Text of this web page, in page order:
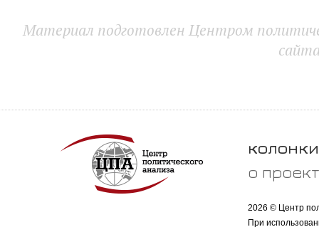
Материал подготовлен Центром
колонки
о
2026 © Центр
При